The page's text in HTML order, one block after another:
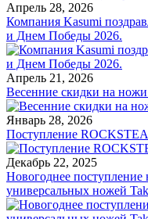
Апрель 28, 2026
Компания Kasumi
и Днем Победы 2026.
Апрель 21, 2026
Весенние скидки на
Январь 28, 2026
Поступление
Декабрь 22, 2025
Новогоднее поступление
универсальных ножей